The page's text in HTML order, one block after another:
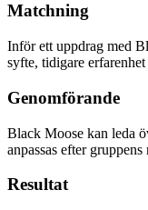
Matchning
Inför ett uppdrag med
syfte, tidigare
Genomförande
Black Moose kan leda
anpassas efter gruppens
Resultat